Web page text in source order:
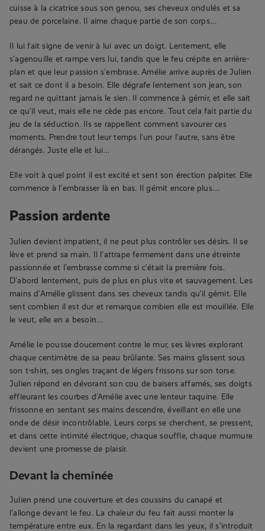
cuisse à la cicatrice sous son genou, ses cheveux ondulés et sa
peau de porcelaine. Il aime chaque partie de son corps…
Il lui fait signe de venir à lui avec un doigt. Lentement, elle
s’agenouille et rampe vers lui, tandis que le feu crépite en arrière-
plan et que leur passion s’embrase. Amélie arrive auprès de Julien
et sait ce dont il a besoin. Elle dégrafe lentement son jean, son
regard ne quittant jamais le sien. Il commence à gémir, et elle sait
ce qu’il veut, mais elle ne cède pas encore. Tout cela fait partie du
jeu de la séduction. Ils se rappellent comment savourer ces
moments. Prendre tout leur temps l’un pour l’autre, sans être
dérangés. Juste elle et lui…
Elle voit à quel point il est excité et sent son érection palpiter. Elle
commence à l’embrasser là en bas. Il gémit encore plus…
Passion ardente
Julien devient impatient, il ne peut plus contrôler ses désirs. Il se
lève et prend sa main. Il l’attrape fermement dans une étreinte
passionnée et l’embrasse comme si c’était la première fois.
D’abord lentement, puis de plus en plus vite et sauvagement. Les
mains d’Amélie glissent dans ses cheveux tandis qu’il gémit. Elle
sent combien il est dur et remarque combien elle est mouillée. Elle
le veut, elle en a besoin…
Amélie le pousse doucement contre le mur, ses lèvres explorant
chaque centimètre de sa peau brûlante. Ses mains glissent sous
son t-shirt, ses ongles traçant de légers frissons sur son torse.
Julien répond en dévorant son cou de baisers affamés, ses doigts
effleurant les courbes d’Amélie avec une lenteur taquine. Elle
frissonne en sentant ses mains descendre, éveillant en elle une
onde de désir incontrôlable. Leurs corps se cherchent, se pressent,
et dans cette intimité électrique, chaque souffle, chaque murmure
devient une promesse de plaisir.
Devant la cheminée
Julien prend une couverture et des coussins du canapé et
l’allonge devant le feu. La chaleur du feu fait aussi monter la
température entre eux. En la regardant dans les yeux, il s’introduit